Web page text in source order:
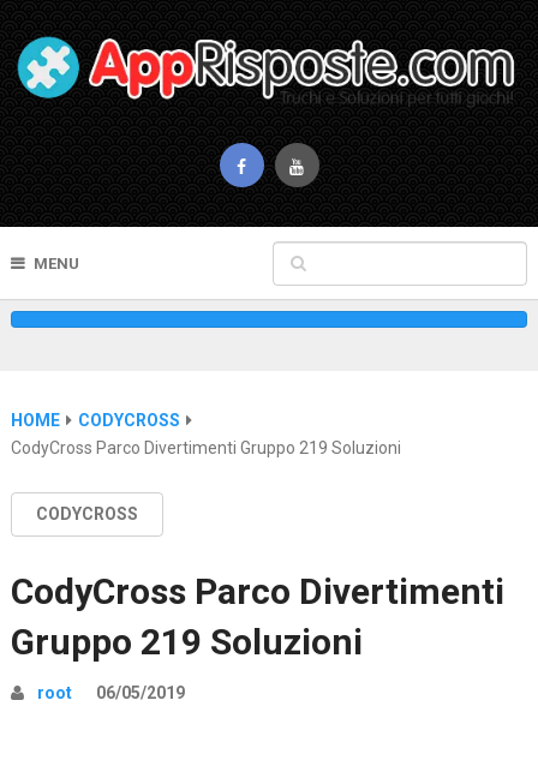
MENU
HOME
CODYCROSS
CodyCross Parco Divertimenti Gruppo 219 Soluzioni
CODYCROSS
CodyCross Parco Divertimenti
Gruppo 219 Soluzioni
root 06/05/2019